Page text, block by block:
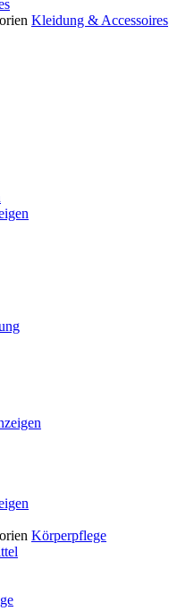
Kleidung & Accessoires
Körperpflege